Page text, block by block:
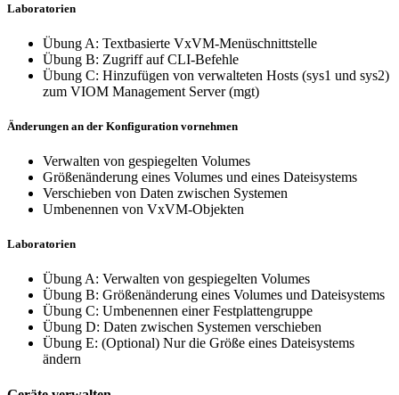
Laboratorien
Übung A: Textbasierte VxVM-Menüschnittstelle
Übung B: Zugriff auf CLI-Befehle
Übung C: Hinzufügen von verwalteten Hosts (sys1 und sys2)
zum VIOM Management Server (mgt)
Änderungen an der Konfiguration vornehmen
Verwalten von gespiegelten Volumes
Größenänderung eines Volumes und eines Dateisystems
Verschieben von Daten zwischen Systemen
Umbenennen von VxVM-Objekten
Laboratorien
Übung A: Verwalten von gespiegelten Volumes
Übung B: Größenänderung eines Volumes und Dateisystems
Übung C: Umbenennen einer Festplattengruppe
Übung D: Daten zwischen Systemen verschieben
Übung E: (Optional) Nur die Größe eines Dateisystems
ändern